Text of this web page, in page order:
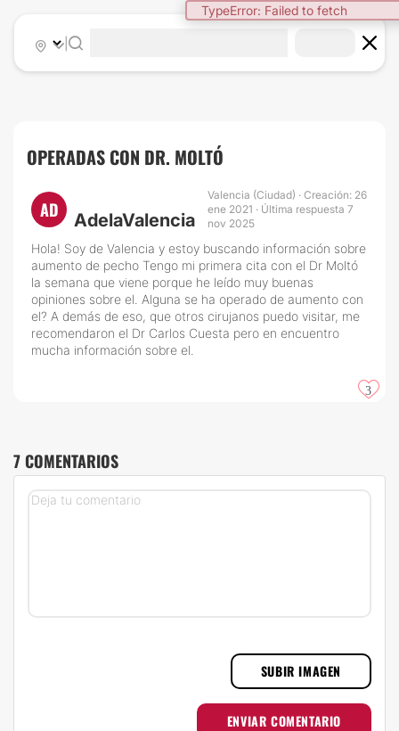
TypeError: Failed to fetch
|
OPERADAS CON DR. MOLTÓ
AD AdelaValencia
Valencia (Ciudad) · Creación: 26
ene 2021 · Última respuesta 7
nov 2025
Hola! Soy de Valencia y estoy buscando información sobre
aumento de pecho Tengo mi primera cita con el Dr Moltó
la semana que viene porque he leído muy buenas
opiniones sobre el. Alguna se ha operado de aumento con
el? A demás de eso, que otros cirujanos puedo visitar, me
recomendaron el Dr Carlos Cuesta pero en encuentro
mucha información sobre el.
3
7 COMENTARIOS
SUBIR IMAGEN
ENVIAR COMENTARIO